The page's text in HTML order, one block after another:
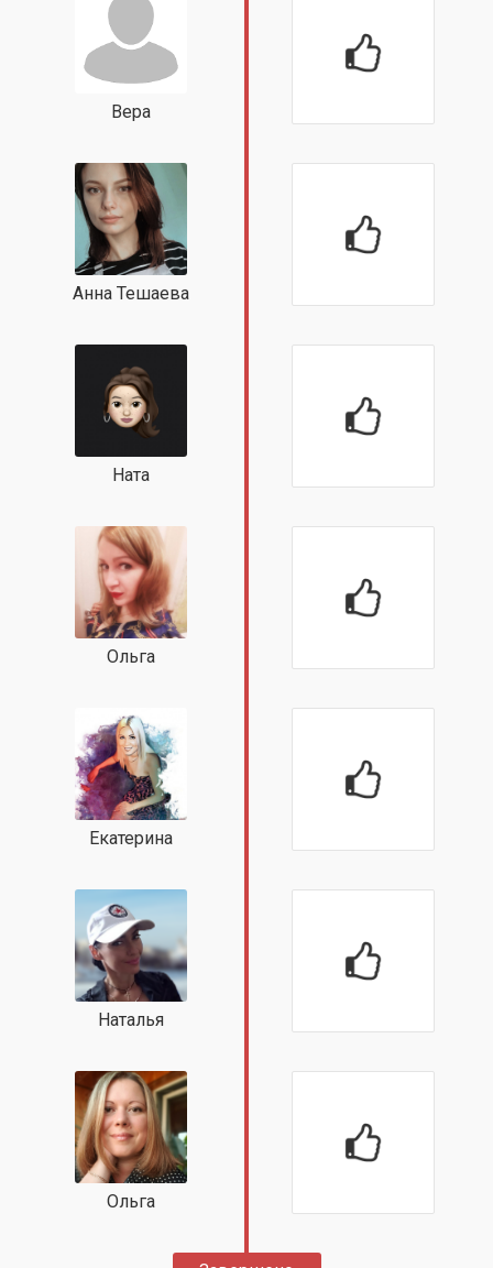
Вера
Анна Тешаева
Ната
Ольга
Екатерина
Наталья
Ольга